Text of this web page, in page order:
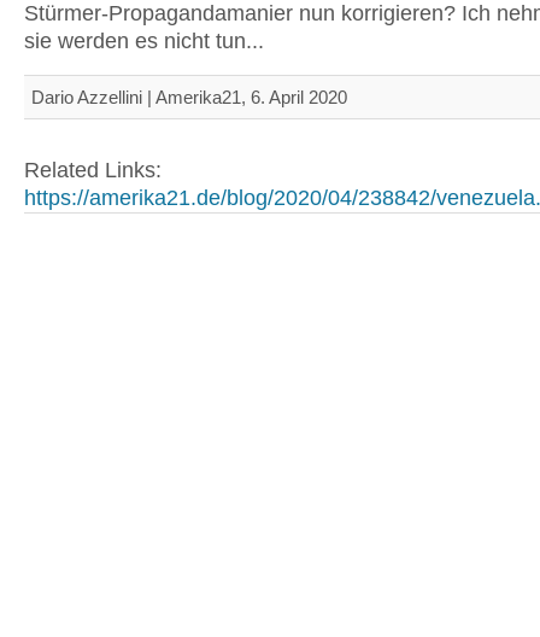
Stürmer-Propagandamanier nun korrigieren? Ich
sie werden es nicht tun...
Dario Azzellini | Amerika21, 6. April 2020
Related Links:
https://amerika21.de/blog/2020/04/238842/